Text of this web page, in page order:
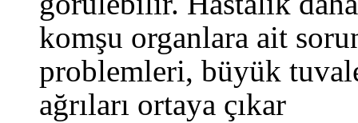
komşu organlara ait
problemleri, büyük
ağrıları ortaya çıkar